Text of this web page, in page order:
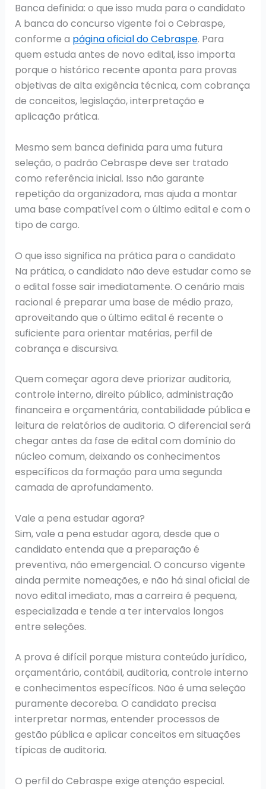
Banca definida: o que isso muda para o candidato
A banca do concurso vigente foi o Cebraspe,
conforme a página oficial do Cebraspe. Para
quem estuda antes de novo edital, isso importa
porque o histórico recente aponta para provas
objetivas de alta exigência técnica, com cobrança
de conceitos, legislação, interpretação e
aplicação prática.
Mesmo sem banca definida para uma futura
seleção, o padrão Cebraspe deve ser tratado
como referência inicial. Isso não garante
repetição da organizadora, mas ajuda a montar
uma base compatível com o último edital e com o
tipo de cargo.
O que isso significa na prática para o candidato
Na prática, o candidato não deve estudar como se
o edital fosse sair imediatamente. O cenário mais
racional é preparar uma base de médio prazo,
aproveitando que o último edital é recente o
suficiente para orientar matérias, perfil de
cobrança e discursiva.
Quem começar agora deve priorizar auditoria,
controle interno, direito público, administração
financeira e orçamentária, contabilidade pública e
leitura de relatórios de auditoria. O diferencial será
chegar antes da fase de edital com domínio do
núcleo comum, deixando os conhecimentos
específicos da formação para uma segunda
camada de aprofundamento.
Vale a pena estudar agora?
Sim, vale a pena estudar agora, desde que o
candidato entenda que a preparação é
preventiva, não emergencial. O concurso vigente
ainda permite nomeações, e não há sinal oficial de
novo edital imediato, mas a carreira é pequena,
especializada e tende a ter intervalos longos
entre seleções.
A prova é difícil porque mistura conteúdo jurídico,
orçamentário, contábil, auditoria, controle interno
e conhecimentos específicos. Não é uma seleção
puramente decoreba. O candidato precisa
interpretar normas, entender processos de
gestão pública e aplicar conceitos em situações
típicas de auditoria.
O perfil do Cebraspe exige atenção especial.